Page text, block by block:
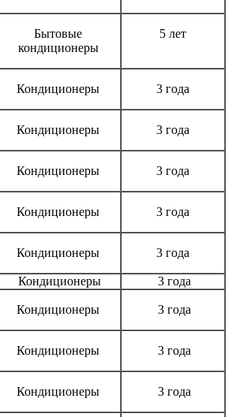
Бытовые
кондиционеры
5 лет
Кондиционеры 3 года
Кондиционеры 3 года
Кондиционеры 3 года
Кондиционеры 3 года
Кондиционеры 3 года
Кондиционеры 3 года
Кондиционеры 3 года
Кондиционеры 3 года
Кондиционеры 3 года